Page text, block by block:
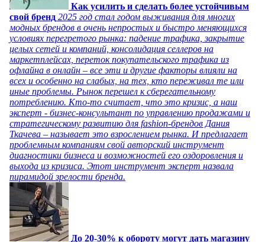
Как усилить и сделать более устойчивым
свой бренд 2025 год стал годом выживания для многих
модных брендов в очень непростых и быстро меняющихся
условиях перегретого рынка: падение трафика, закрытие
целых сетей и компаний, консолидация селлеров на
маркетплейсах, переток покупательского трафика из
офлайна в онлайн – все эти и другие факторы влияли на
всех и особенно на слабых, на тех, кто переживал те или
иные проблемы. Рынок перешел к сберегательному
потреблению. Кто-то считает, что это кризис, а наш
эксперт - бизнес-консультант по управлению продажами и
стратегическому развитию для fashion-брендов Дания
Ткачева – называет это взрослением рынка. И предлагает
проблемным компаниям свой авторский инструмент
диагностики бизнеса и возможностей его оздоровления и
выхода из кризиса. Этот инструмент эксперт назвала
пирамидой зрелости бренда.
До 20-30% к обороту могут дать магазину